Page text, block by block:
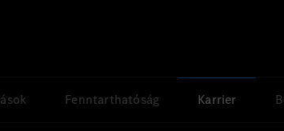
Fenntarthatóság Karrier